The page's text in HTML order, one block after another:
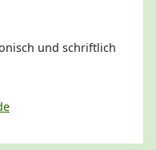
und schriftlich